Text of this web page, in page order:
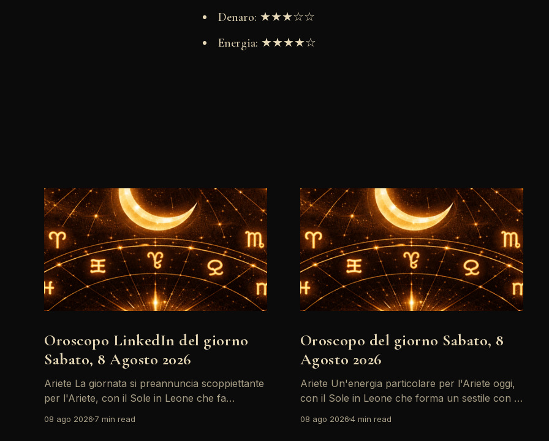
Denaro: ★★★☆☆
Energia: ★★★★☆
Oroscopo LinkedIn del giorno
Sabato, 8 Agosto 2026
Ariete La giornata si preannuncia scoppiettante
per l'Ariete, con il Sole in Leone che fa
transito è un'opportunità d'oro per postare un
08 ago 2026 7 min read
Oroscopo del giorno Sabato, 8
Agosto 2026
Ariete Un'energia particolare per l'Ariete oggi,
con il Sole in Leone che forma un sestile con la
comunicazione e i legami sociali, rendendo il
08 ago 20264 min read